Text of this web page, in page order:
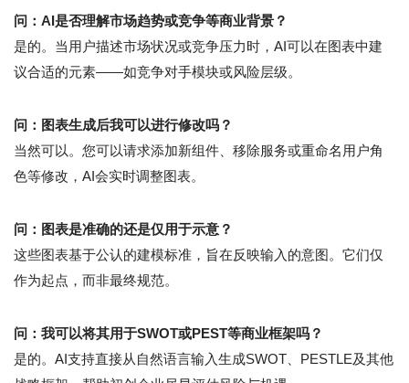
问：AI是否理解市场趋势或竞争等商业背景？
是的。当用户描述市场状况或竞争压力时，AI可以在图表中建
议合适的元素——如竞争对手模块或风险层级。
问：图表生成后我可以进行修改吗？
当然可以。您可以请求添加新组件、移除服务或重命名用户角
色等修改，AI会实时调整图表。
问：图表是准确的还是仅用于示意？
这些图表基于公认的建模标准，旨在反映输入的意图。它们仅
作为起点，而非最终规范。
问：我可以将其用于SWOT或PEST等商业框架吗？
是的。AI支持直接从自然语言输入生成SWOT、PESTLE及其他